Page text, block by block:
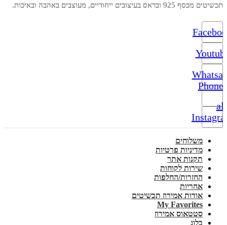
תכשיטים מכסף 925 ובראס בעיצובים ייחודיים, מעוצבים באהבה ובאיכות.
Phone-
alt
משלוחים
מדיניות פרטיות
תקנות אתר
שירות לקוחות
החזרות/החלפות
אחריות
אודות אמירוז תכשיטים
My Favorites
סטטאוס אמירוז
בלוג